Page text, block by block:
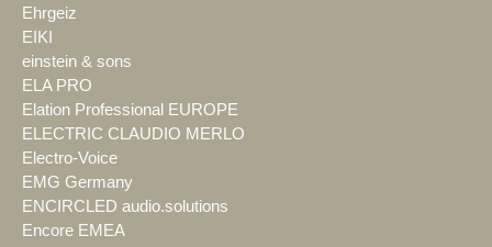
Ehrgeiz
EIKI
einstein & sons
ELA PRO
Elation Professional EUROPE
ELECTRIC CLAUDIO MERLO
Electro-Voice
EMG Germany
ENCIRCLED audio.solutions
Encore EMEA